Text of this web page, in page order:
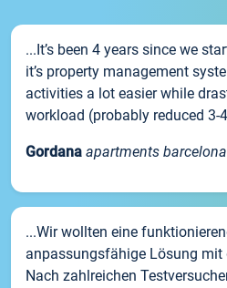
...It’s been 4 years since we
it’s property management
activities a lot easier while
workload (probably reduced 3-
Gordana apartments
...Wir wollten eine
anpassungsfähige Lösung mit
Nach zahlreichen